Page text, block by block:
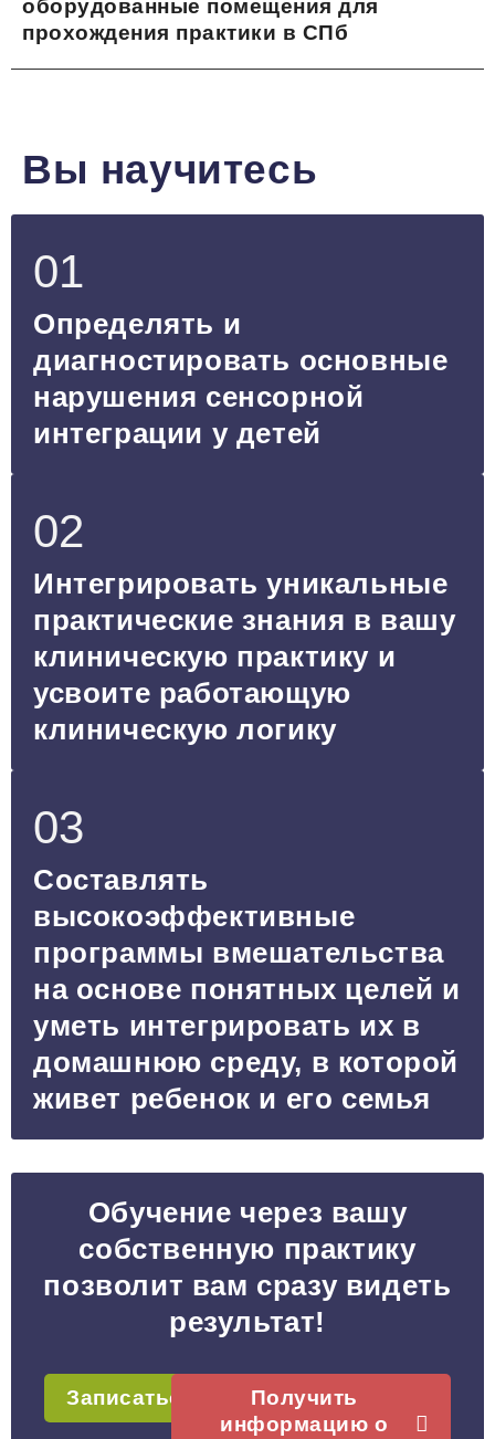
оборудованные помещения для
прохождения практики в СПб
Вы научитесь
01
Определять и
диагностировать основные
нарушения сенсорной
интеграции у детей
02
Интегрировать уникальные
практические знания в вашу
клиническую практику и
усвоите работающую
клиническую логику
03
Составлять
высокоэффективные
программы вмешательства
на основе понятных целей и
уметь интегрировать их в
домашнюю среду, в которой
живет ребенок и его семья
Обучение через вашу
собственную практику
позволит вам сразу видеть
результат!
Записаться
Получить
информацию о